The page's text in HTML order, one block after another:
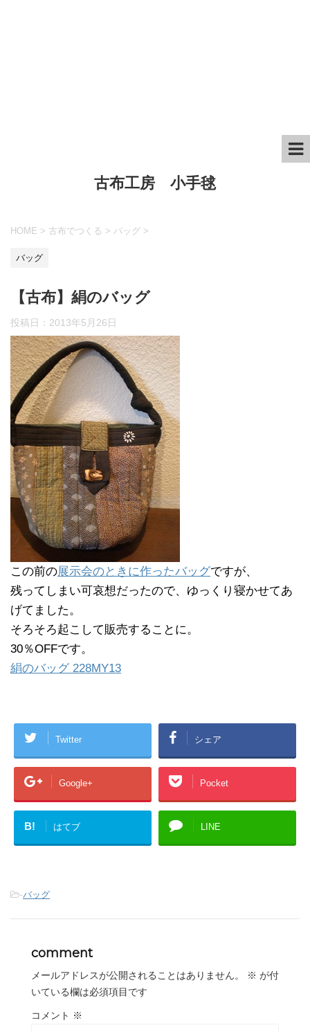
古布工房 小手毬
HOME > 古布でつくる > バッグ >
バッグ
【古布】絹のバッグ
投稿日： 2013年5月26日
この前の展示会のときに作ったバッグですが、
残ってしまい可哀想だったので、ゆっくり寝かせてあ
げてました。
そろそろ起こして販売することに。
30％OFFです。
絹のバッグ 228MY13
Twitter シェア
Google+ Pocket
B! はてブ LINE
-バッグ
comment
メールアドレスが公開されることはありません。 ※ が付
いている欄は必須項目です
コメント ※